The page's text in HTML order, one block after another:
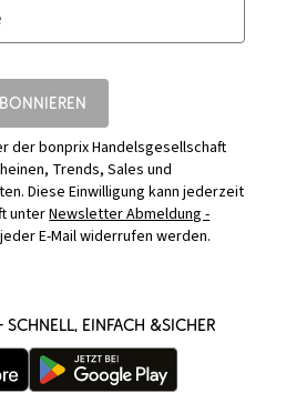
der bonprix Handelsgesellschaft
Trends, Sales und
Diese Einwilligung kann jederzeit
unterNewsletter Abmeldung -
E-Mail widerrufen werden.
EINFACH &SICHER